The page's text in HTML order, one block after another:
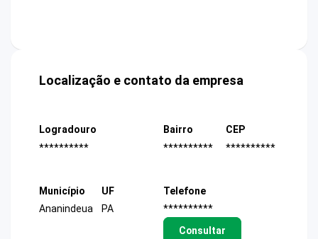
Localização e contato da empresa
Logradouro
**********
Bairro
**********
CEP
**********
Município
Ananindeua
UF
PA
Telefone
**********
Consultar